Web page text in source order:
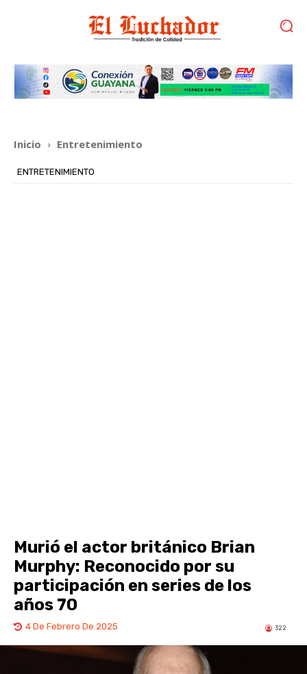
Inicio Entretenimiento
ENTRETENIMIENTO
Murió el actor británico Brian
Murphy: Reconocido por su
participación en series de los
años 70
4 De Febrero De 2025 322